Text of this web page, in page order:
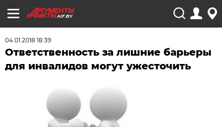
AIF.BY
04.01.2018 18:39
Ответственность за лишние барьеры
для инвалидов могут ужесточить